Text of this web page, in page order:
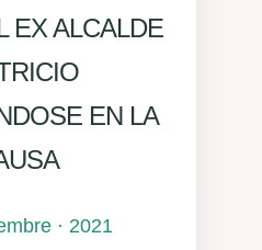
EX ALCALDE
EN LA
· 2021